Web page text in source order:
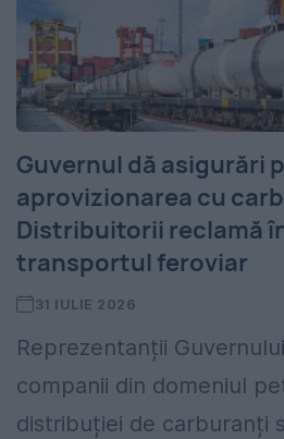
Guvernul dă asigurări
aprovizionarea cu
Distribuitorii reclamă
transportul feroviar
31 IULIE 2026
Reprezentanții
companii din domeniul
distribuției de carburanți